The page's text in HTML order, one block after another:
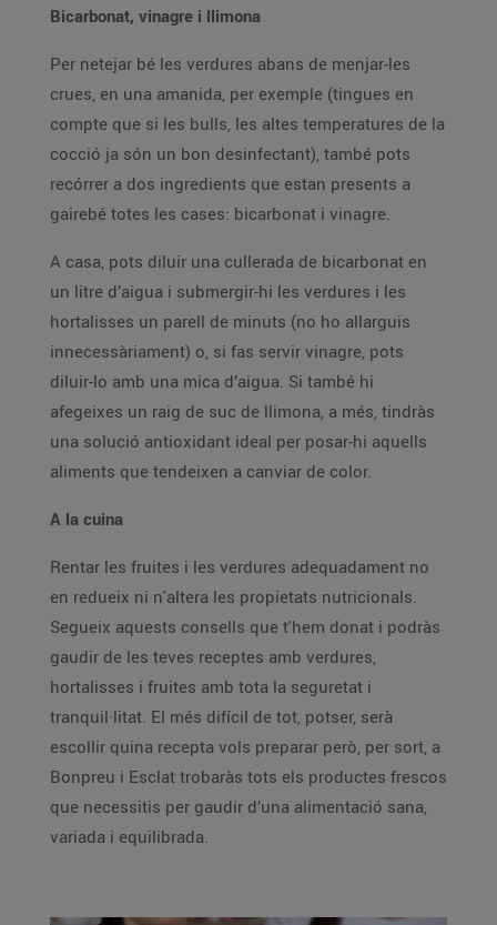
Bicarbonat, vinagre i llimona
Per netejar bé les verdures abans de menjar-les
crues, en una amanida, per exemple (tingues en
compte que si les bulls, les altes temperatures de la
cocció ja són un bon desinfectant), també pots
recórrer a dos ingredients que estan presents a
gairebé totes les cases: bicarbonat i vinagre.
A casa, pots diluir una cullerada de bicarbonat en
un litre d’aigua i submergir-hi les verdures i les
hortalisses un parell de minuts (no ho allarguis
innecessàriament) o, si fas servir vinagre, pots
diluir-lo amb una mica d’aigua. Si també hi
afegeixes un raig de suc de llimona, a més, tindràs
una solució antioxidant ideal per posar-hi aquells
aliments que tendeixen a canviar de color.
A la cuina
Rentar les fruites i les verdures adequadament no
en redueix ni n'altera les propietats nutricionals.
Segueix aquests consells que t'hem donat i podràs
gaudir de les teves receptes amb verdures,
hortalisses i fruites amb tota la seguretat i
tranquil·litat. El més difícil de tot, potser, serà
escollir quina recepta vols preparar però, per sort, a
Bonpreu i Esclat trobaràs tots els productes frescos
que necessitis per gaudir d’una alimentació sana,
variada i equilibrada.